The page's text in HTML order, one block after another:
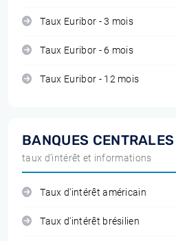
Taux Euribor - 3 mois
Taux Euribor - 6 mois
Taux Euribor - 12 mois
BANQUES CENTRALES
taux d'intérêt et informations
Taux d'intérêt américain
Taux d'intérêt brésilien